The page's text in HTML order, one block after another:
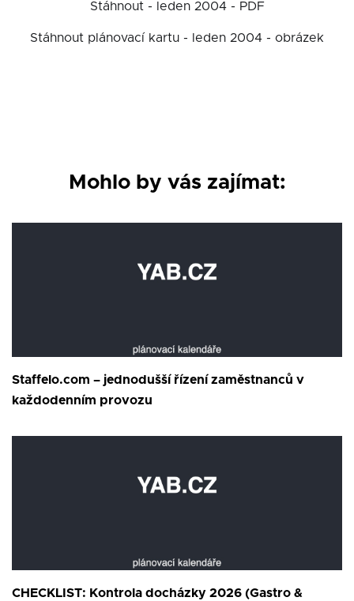
Stáhnout - leden 2004 - PDF
Stáhnout plánovací kartu - leden 2004 - obrázek
Mohlo by vás zajímat:
Staffelo.com – jednodušší řízení zaměstnanců v
každodenním provozu
CHECKLIST: Kontrola docházky 2026 (Gastro &